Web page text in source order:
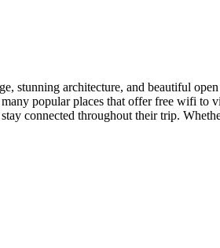
architecture, and beautiful
popular places that offer free wifi
connected throughout their trip.